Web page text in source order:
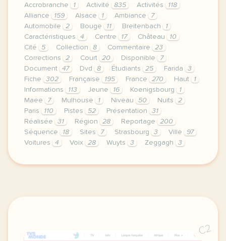
Accrobranche 1 Activité 835 Activités
118
Alliance
159 Alsace 1 Ambiance
7
Automobile
2 Bouge 11 Breitenbach
1
Caractéristiques
4 Centre 17 Château
10
Cité
5 Collection 8 Commentaire
23
Corrections
2 Court 20 Disponible
7
Document
47 Dvd 8 Étudiants 25 Farida
3
Fiche
302 Française 195 France 270 Haut
1
Informations
113 Jeune 16 Koenigsbourg
1
Maee
7 Mulhouse 1 Niveau 50 Nuits
2
Paris
110 Pistes 52 Présentation
31
Réalisée
31 Région 28 Reportage
200
Séquence
18 Sites 7 Strasbourg 3 Ville
97
Voitures
4 Voix 28 Wuyts 3 Zeggagh 3
le respect de votre vie privee est une priorite
C2